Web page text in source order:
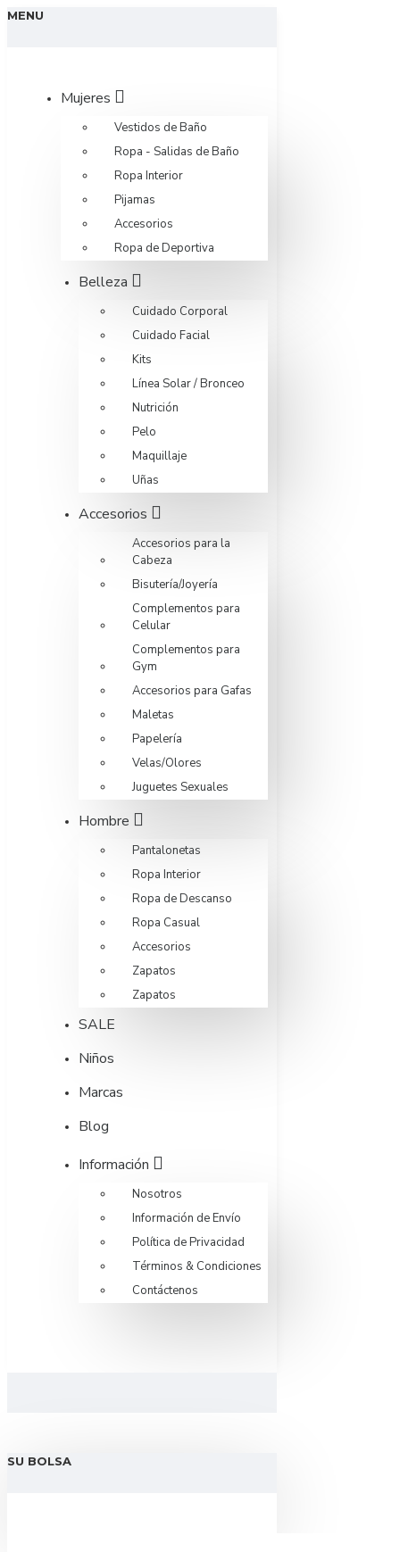
MENU
Mujeres
Vestidos de Baño
Ropa - Salidas de Baño
Ropa Interior
Pijamas
Accesorios
Ropa de Deportiva
Belleza
Cuidado Corporal
Cuidado Facial
Kits
Línea Solar / Bronceo
Nutrición
Pelo
Maquillaje
Uñas
Accesorios
Accesorios para la
Cabeza
Bisutería/Joyería
Complementos para
Celular
Complementos para
Gym
Accesorios para Gafas
Maletas
Papelería
Velas/Olores
Juguetes Sexuales
Hombre
Pantalonetas
Ropa Interior
Ropa de Descanso
Ropa Casual
Accesorios
Zapatos
Zapatos
SALE
Niños
Marcas
Blog
Información
Nosotros
Información de Envío
Política de Privacidad
Términos & Condiciones
Contáctenos
SU BOLSA